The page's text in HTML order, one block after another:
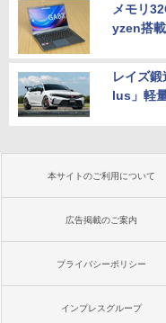
メモリ
yzen搭
レイズ
lus」軽
本サイトのご利用について
広告掲載のご案内
プライバシーポリシー
インプレスグループ